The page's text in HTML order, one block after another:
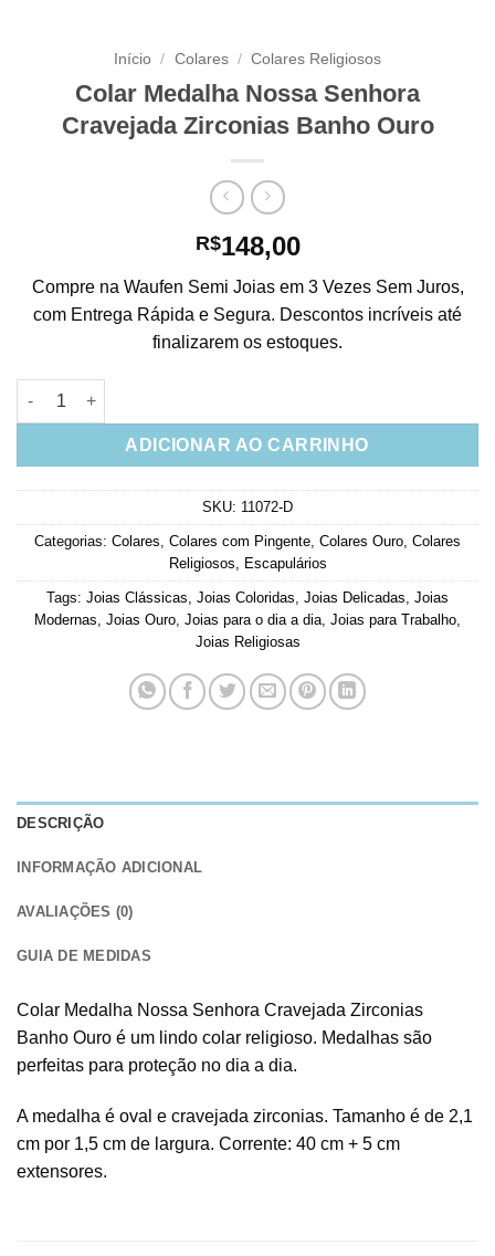
Início / Colares / Colares Religiosos
Colar Medalha Nossa Senhora
Cravejada Zirconias Banho Ouro
R$148,00
Compre na Waufen Semi Joias em 3 Vezes Sem Juros,
com Entrega Rápida e Segura. Descontos incríveis até
finalizarem os estoques.
Colar Medalha Nossa Senhora Cravejada Zirconias Banho
ADICIONAR AO CARRINHO
SKU: 11072-D
Categorias: Colares Colares com Pingente Colares Ouro Colares
Religiosos
Escapulários
Tags: Joias Clássicas Joias Coloridas Joias Delicadas Joias
Modernas Joias Ouro Joias para o dia a dia Joias para Trabalho
Joias Religiosas
DESCRIÇÃO
INFORMAÇÃO ADICIONAL
AVALIAÇÕES (0)
GUIA DE MEDIDAS
Colar Medalha Nossa Senhora Cravejada Zirconias
Banho Ouro é um lindo colar religioso. Medalhas são
perfeitas para proteção no dia a dia.
A medalha é oval e cravejada zirconias. Tamanho é de 2,1
cm por 1,5 cm de largura. Corrente: 40 cm + 5 cm
extensores.